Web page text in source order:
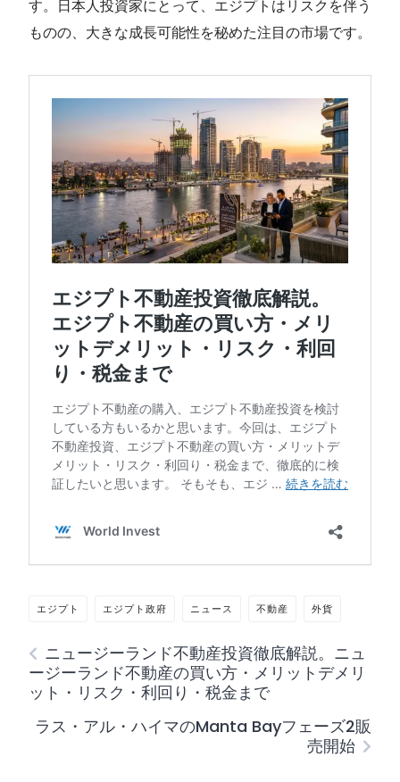
す。日本人投資家にとって、エジプトはリスクを伴う
ものの、大きな成長可能性を秘めた注目の市場です。
エジプト エジプト政府 ニュース 不動産 外貨
ニュージーランド不動産投資徹底解説。ニュ
ージーランド不動産の買い方・メリットデメリ
ット・リスク・利回り・税金まで
ラス・アル・ハイマのManta Bayフェーズ2販
売開始